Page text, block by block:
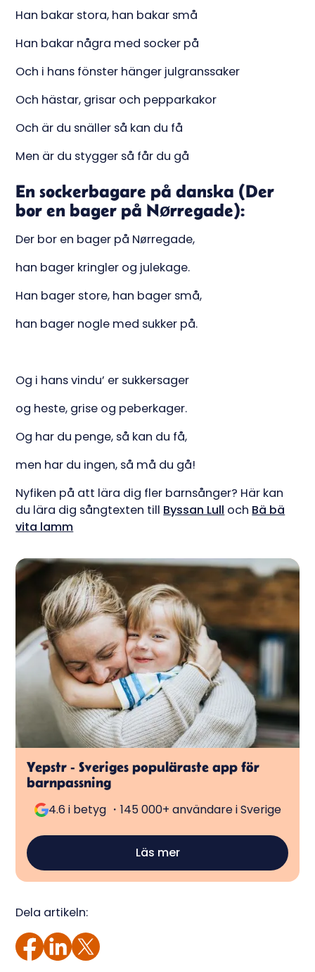
Han bakar stora, han bakar små
Han bakar några med socker på
Och i hans fönster hänger julgranssaker
Och hästar, grisar och pepparkakor
Och är du snäller så kan du få
Men är du stygger så får du gå
En sockerbagare på danska (Der
bor en bager på Nørregade):
Der bor en bager på Nørregade,
han bager kringler og julekage.
Han bager store, han bager små,
han bager nogle med sukker på.
Og i hans vindu’ er sukkersager
og heste, grise og peberkager.
Og har du penge, så kan du få,
men har du ingen, så må du gå!
Nyfiken på att lära dig fler barnsånger? Här kan
du lära dig sångtexten till Byssan Lull och Bä bä
vita lamm
Yepstr - Sveriges populäraste app för
barnpassning
4.6 i betyg ・145 000+ användare i Sverige
Läs mer
Dela artikeln: